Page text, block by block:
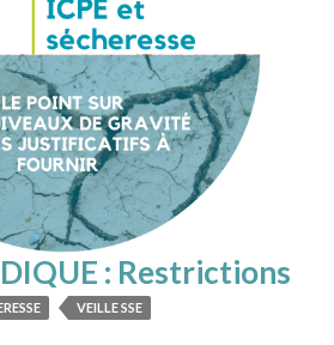
: Restrictions
d’eau dans les
VEILLE SSE